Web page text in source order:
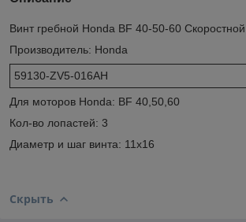
Винт гребной Honda BF 40-50-60 Скоростной
Производитель: Honda
59130-ZV5-016AH
Для моторов Honda: BF 40,50,60
Кол-во лопастей: 3
Диаметр и шаг винта: 11х16
Скрыть